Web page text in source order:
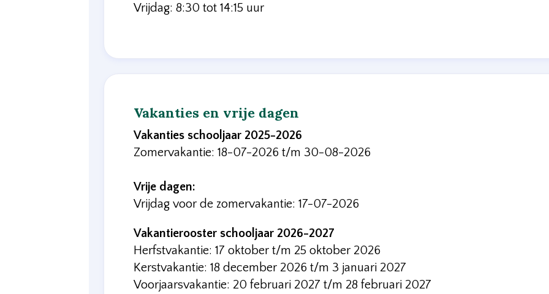
Vrijdag: 8:30 tot 14:15 uur
Vakanties en vrije dagen
Vakanties schooljaar 2025-2026
Zomervakantie: 18-07-2026 t/m 30-08-2026
Vrije dagen:
Vrijdag voor de zomervakantie: 17-07-2026
Vakantierooster schooljaar 2026-2027
Herfstvakantie: 17 oktober t/m 25 oktober 2026
Kerstvakantie: 18 december 2026 t/m 3 januari 2027
Voorjaarsvakantie: 20 februari 2027 t/m 28 februari 2027